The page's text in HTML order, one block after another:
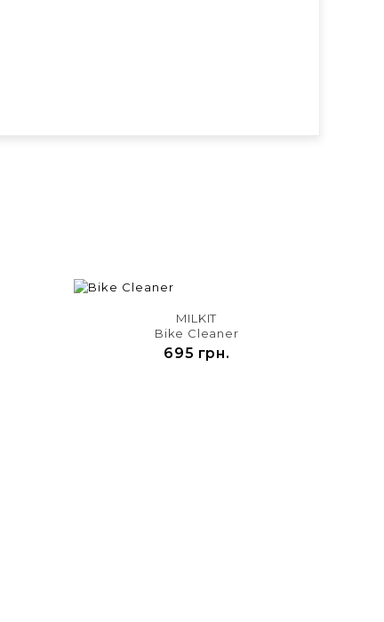
MILKIT
Bike Cleaner
695 грн.